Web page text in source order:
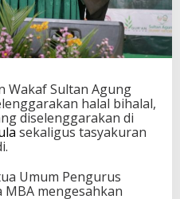
Wakaf Sultan Agung
halal bihalal,
diselenggarakan di
sekaligus tasyakuran
Umum Pengurus
MBA mengesahkan